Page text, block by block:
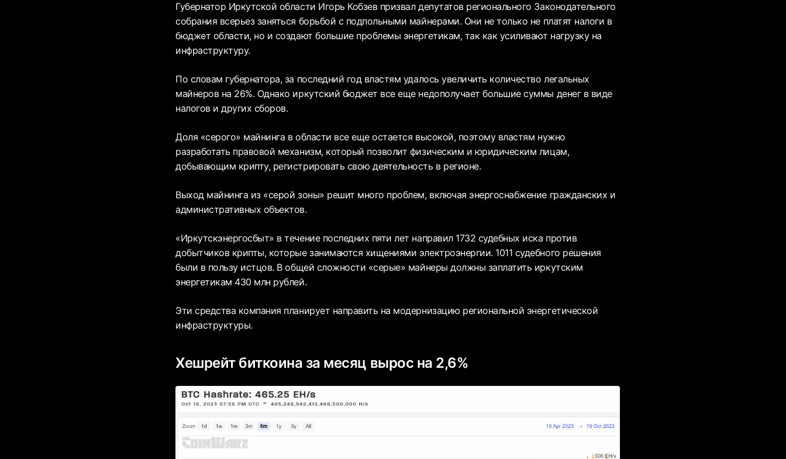
Губернатор Иркутской области Игорь Кобзев призвал депутатов регионального Законодательного
собрания всерьез заняться борьбой с подпольными майнерами. Они не только не платят налоги в
бюджет области, но и создают большие проблемы энергетикам, так как усиливают нагрузку на
инфраструктуру.
По словам губернатора, за последний год властям удалось увеличить количество легальных
майнеров на 26%. Однако иркутский бюджет все еще недополучает большие суммы денег в виде
налогов и других сборов.
Доля «серого» майнинга в области все еще остается высокой, поэтому властям нужно
разработать правовой механизм, который позволит физическим и юридическим лицам,
добывающим крипту, регистрировать свою деятельность в регионе.
Выход майнинга из «серой зоны» решит много проблем, включая энергоснабжение гражданских и
административных объектов.
«Иркутскэнергосбыт» в течение последних пяти лет направил 1732 судебных иска против
добытчиков крипты, которые занимаются хищениями электроэнергии. 1011 судебного решения
были в пользу истцов. В общей сложности «серые» майнеры должны заплатить иркутским
энергетикам 430 млн рублей.
Эти средства компания планирует направить на модернизацию региональной энергетической
инфраструктуры.
Хешрейт биткоина за месяц вырос на 2,6%